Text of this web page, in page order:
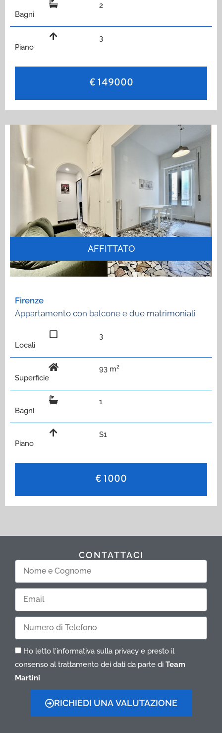
Bagni
2
Piano
3
€ 149000
AFFITTATO
Firenze
Appartamento con balcone e due matrimoniali
Locali
3
Superficie
93 m²
Bagni
1
Piano
S1
€ 1000
CONTATTACI
Nome
e
Cognome
Email
Telefono
Ho letto l'informativa sulla privacy e presto il
consenso al trattamento dei dati da parte di Team
Martini
RICHIEDI UNA VALUTAZIONE